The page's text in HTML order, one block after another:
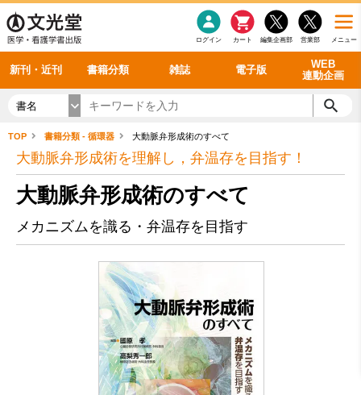
メニュー
営業部
編集企画部
カート
ログイン
新刊・近刊 書籍分類 雑誌 電子版
WEB
連動企画
感染症 老年医学
看護・介護
呼吸器
循環器
シリーズ一覧
雑誌投稿規定
理学療法
雑誌案内・年間購読 最新号 バックナンバー
電子書籍
電子雑誌
書籍「データに基づく臨床動作分析」WEB動画
書籍「眼手術学」WEB動画
書籍「神経症候学 II 改訂第二版」 WEB動画
新刊一覧
今後の発行予定
書名
TOP 書籍分類 - 循環器 大動脈弁形成術のすべて
大動脈弁形成術を理解し，弁温存を目指す！
大動脈弁形成術のすべて
メカニズムを識る・弁温存を目指す